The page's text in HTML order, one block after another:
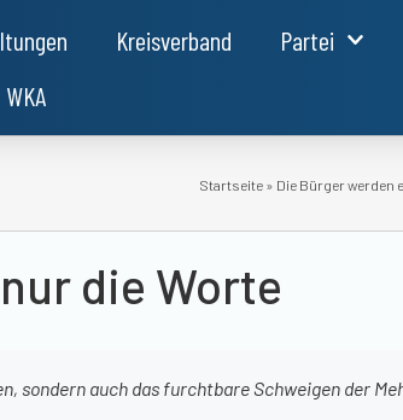
Kreisverband Partei
WKA
Startseite » Die Bürger werden
die Worte
sondern auch das furchtbare Schweigen der